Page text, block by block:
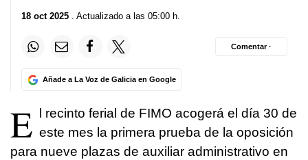
18 oct 2025 . Actualizado a las 05:00 h.
Añade a La Voz de Galicia en Google
Comentar ·
E
l recinto ferial de FIMO acogerá el día 30 de
este mes la primera prueba de la oposición
para nueve plazas de auxiliar administrativo en